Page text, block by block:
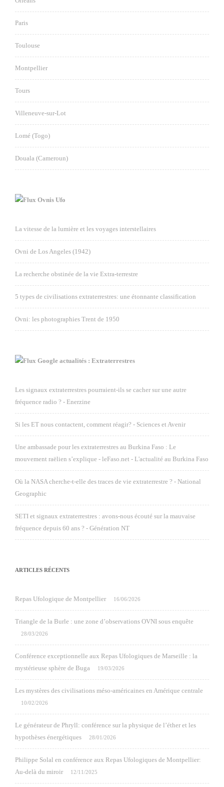
Paris
Toulouse
Montpellier
Tours
Villeneuve-sur-Lot
Lomé (Togo)
Douala (Cameroun)
Ovnis Ufo
La vitesse de la lumière et les voyages interstellaires
Ovni de Los Angeles (1942)
La recherche obstinée de la vie Extra-terrestre
5 types de civilisations extraterrestres: une étonnante classification
Ovni: les photographies Trent de 1950
Google actualités : Extraterrestres
Les signaux extraterrestres pourraient-ils se cacher sur une autre
fréquence radio ? - Enerzine
Si les ET nous contactent, comment réagir? - Sciences et Avenir
Une ambassade pour les extraterrestres au Burkina Faso : Le
mouvement raëlien s’explique - leFaso.net - L'actualité au Burkina Faso
Où la NASA cherche-t-elle des traces de vie extraterrestre ? - National
Geographic
SETI et signaux extraterrestres : avons-nous écouté sur la mauvaise
fréquence depuis 60 ans ? - Génération NT
ARTICLES RÉCENTS
Repas Ufologique de Montpellier 16/06/2026
Triangle de la Burle : une zone d’observations OVNI sous enquête
28/03/2026
Conférence exceptionnelle aux Repas Ufologiques de Marseille : la
mystérieuse sphère de Buga
19/03/2026
Les mystères des civilisations méso-américaines en Amérique centrale
10/02/2026
Le générateur de Phryll: conférence sur la physique de l’éther et les
hypothèses énergétiques
28/01/2026
Philippe Solal en conférence aux Repas Ufologiques de Montpellier:
Au-delà du miroir
12/11/2025